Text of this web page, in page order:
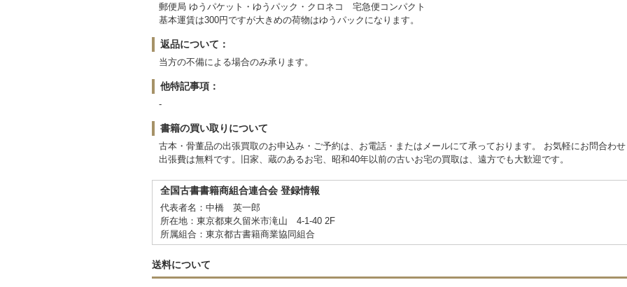
郵便局 ゆうパケット・ゆうパック・クロネコ 宅急便コンパクト
基本運賃は300円ですが大きめの荷物はゆうパックになります。
返品について：
当方の不備による場合のみ承ります。
他特記事項：
-
書籍の買い取りについて
古本・骨董品の出張買取のお申込み・ご予約は、お電話・またはメールにて承っております。 お気軽にお問合わせ
出張費は無料です。旧家、蔵のあるお宅、昭和40年以前の古いお宅の買取は、遠方でも大歓迎です。
全国古書書籍商組合連合会 登録情報
代表者名：中橋 英一郎
所在地：東京都東久留米市滝山 4-1-40 2F
所属組合：東京都古書籍商業協同組合
送料について